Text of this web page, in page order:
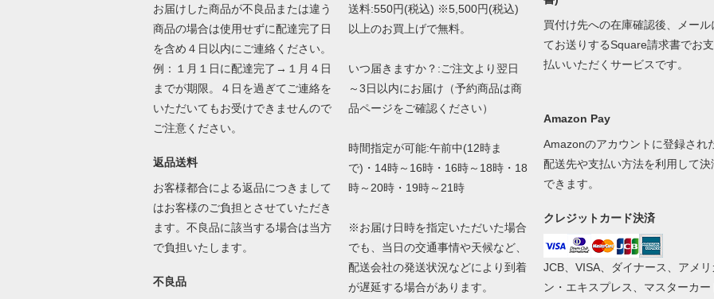
お届けした商品が不良品または違う
商品の場合は使用せずに配達完了日
を含め４日以内にご連絡ください。
例：１月１日に配達完了→１月４日
までが期限。４日を過ぎてご連絡を
いただいてもお受けできませんので
ご注意ください。
返品送料
お客様都合による返品につきまして
はお客様のご負担とさせていただき
ます。不良品に該当する場合は当方
で負担いたします。
不良品
送料:550円(税込) ※5,500円(税込)
以上のお買上げで無料。
いつ届きますか？:ご注文より翌日
～3日以内にお届け（予約商品は商
品ページをご確認ください）
時間指定が可能:午前中(12時ま
で)・14時～16時・16時～18時・18
時～20時・19時～21時
※お届け日時を指定いただいた場合
でも、当日の交通事情や天候など、
配送会社の発送状況などにより到着
が遅延する場合があります。
買付け先への在庫確認後、メール
てお送りするSquare請求書でお支
払いいただくサービスです。
Amazon Pay
Amazonのアカウントに登録され
配送先や支払い方法を利用して決
できます。
クレジットカード決済
JCB、VISA、ダイナース、アメリ
ン・エキスプレス、マスターカー